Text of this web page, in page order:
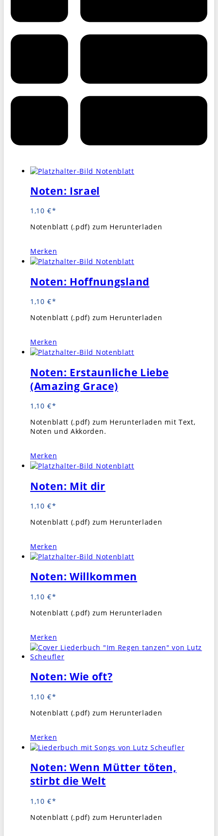
Noten: Israel
1,10 €
Notenblatt (.pdf) zum Herunterladen
Merken
Noten: Hoffnungsland
1,10 €
Notenblatt (.pdf) zum Herunterladen
Merken
Noten: Erstaunliche Liebe
(Amazing Grace)
1,10 €
Notenblatt (.pdf) zum Herunterladen mit Text,
Noten und Akkorden.
Merken
Noten: Mit dir
1,10 €
Notenblatt (.pdf) zum Herunterladen
Merken
Noten: Willkommen
1,10 €
Notenblatt (.pdf) zum Herunterladen
Merken
Noten: Wie oft?
1,10 €
Notenblatt (.pdf) zum Herunterladen
Merken
Noten: Wenn Mütter töten,
stirbt die Welt
1,10 €
Notenblatt (.pdf) zum Herunterladen